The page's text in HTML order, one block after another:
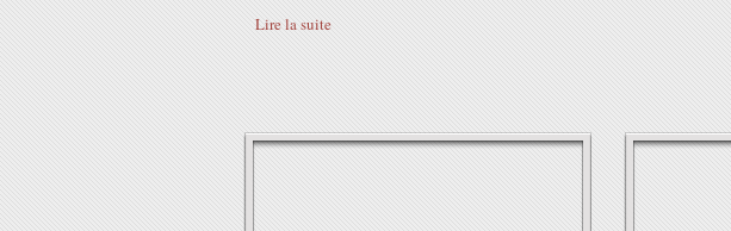
Lire la suite